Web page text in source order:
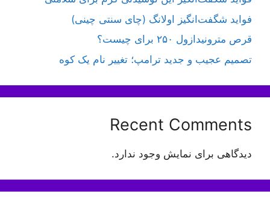
فواید شگفت‌انگیز اولانگ (چای سنتی چینی)
قرص مترونیدازول ۲۵۰ برای چیست؟
تصمیم عجیب و جدید ترامپ؛ تغییر نام یک کوه
Recent Comments
دیدگاهی برای نمایش وجود ندارد.